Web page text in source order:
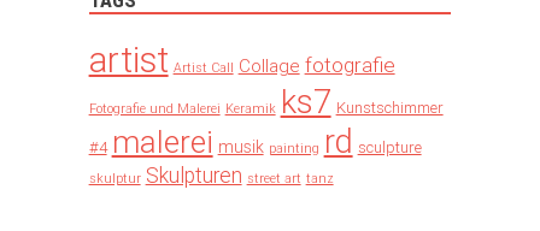
artist Artist Call Collage fotografie
Fotografie und Malerei Keramik ks7 Kunstschimmer
#4 malerei musik painting rd sculpture
skulptur Skulpturen street art tanz